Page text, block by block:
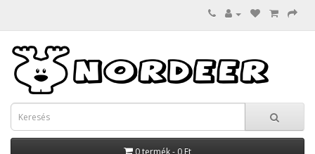
0 termék - 0 Ft